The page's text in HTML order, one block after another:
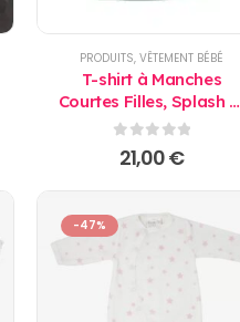
PRODUITS, VÊTEMENT BÉBÉ
T-shirt à Manches
Courtes Filles, Splash et
Fun vert Lassig
0sur 5
21,00€
-47%